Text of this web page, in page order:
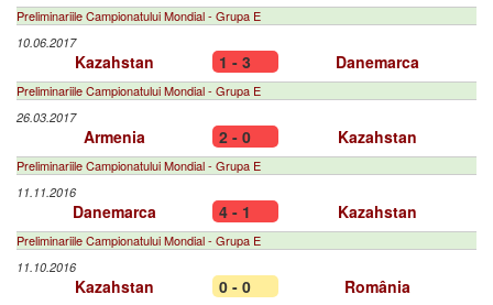
Preliminariile Campionatului Mondial - Grupa E
10.06.2017
Kazahstan 1 - 3 Danemarca
Preliminariile Campionatului Mondial - Grupa E
26.03.2017
Armenia 2 - 0 Kazahstan
Preliminariile Campionatului Mondial - Grupa E
11.11.2016
Danemarca 4 - 1 Kazahstan
Preliminariile Campionatului Mondial - Grupa E
11.10.2016
Kazahstan 0 - 0 România